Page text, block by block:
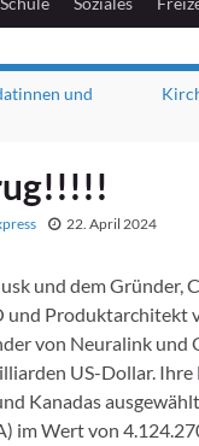
und
22. April 2024
und dem Gründer,
und Produktarchitekt
von Neuralink und
US-Dollar.
Kanadas
im Wert von